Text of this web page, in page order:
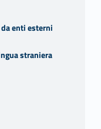
enti esterni
straniera